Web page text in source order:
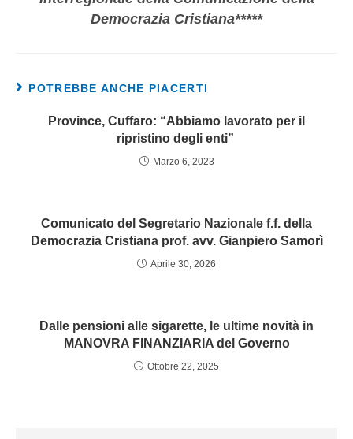
Democrazia Cristiana*****
POTREBBE ANCHE PIACERTI
Province, Cuffaro: “Abbiamo lavorato per il
ripristino degli enti”
Marzo 6, 2023
Comunicato del Segretario Nazionale f.f. della
Democrazia Cristiana prof. avv. Gianpiero Samorì
Aprile 30, 2026
Dalle pensioni alle sigarette, le ultime novità in
MANOVRA FINANZIARIA del Governo
Ottobre 22, 2025